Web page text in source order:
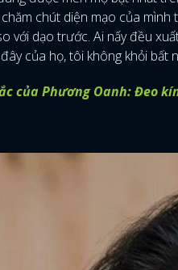
chút diện mạo của
với dạo trước. Ai nấy đều
của họ, tôi không khỏi
của Phương Oanh: Đeo